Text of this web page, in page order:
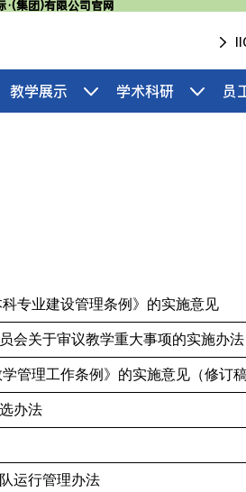
·(集团)有限公司官网
教学展示 学术科研 员
专业建设管理条例》的实施意见
会关于审议教学重大事项的实施办法
管理工作条例》的实施意见（修订稿
办法
运行管理办法